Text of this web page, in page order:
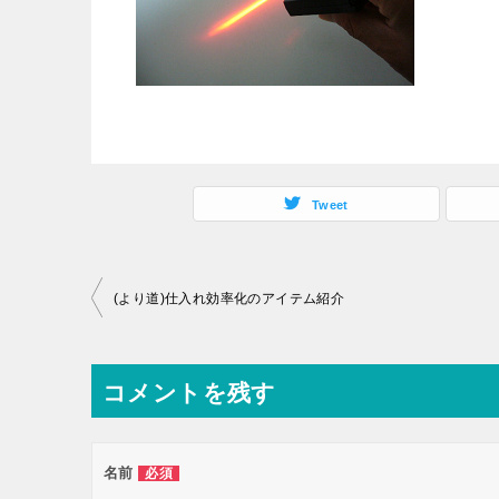
Tweet
投
ナ
ビ
ー
(より道)仕入れ効率化のアイテム紹介
コメントを残す
名前 必須